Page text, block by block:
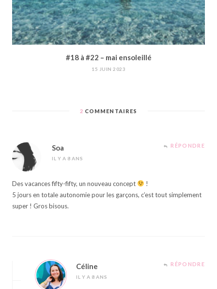
#18 à #22 – mai ensoleillé
15 JUIN 2023
2 COMMENTAIRES
Soa
IL Y A 8 ANS
RÉPONDRE
Des vacances fifty-fifty, un nouveau concept
!
5 jours en totale autonomie pour les garçons, c’est tout simplement
super ! Gros bisous.
Céline
IL Y A 8 ANS
RÉPONDRE